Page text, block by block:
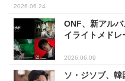
2026.06.24
ONF、新アル
イライトメドレ
2026.06.09
ソ・ジソブ、